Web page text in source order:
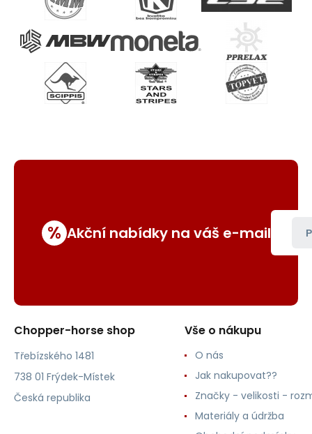
% Akční nabídky na váš e-mail
Chopper-horse shop
Třebízského 1481
738 01 Frýdek-Místek
Česká republika
Vše o nákupu
O nás
Jak nakupovat??
Značky - velikosti -
Materiály a údržba